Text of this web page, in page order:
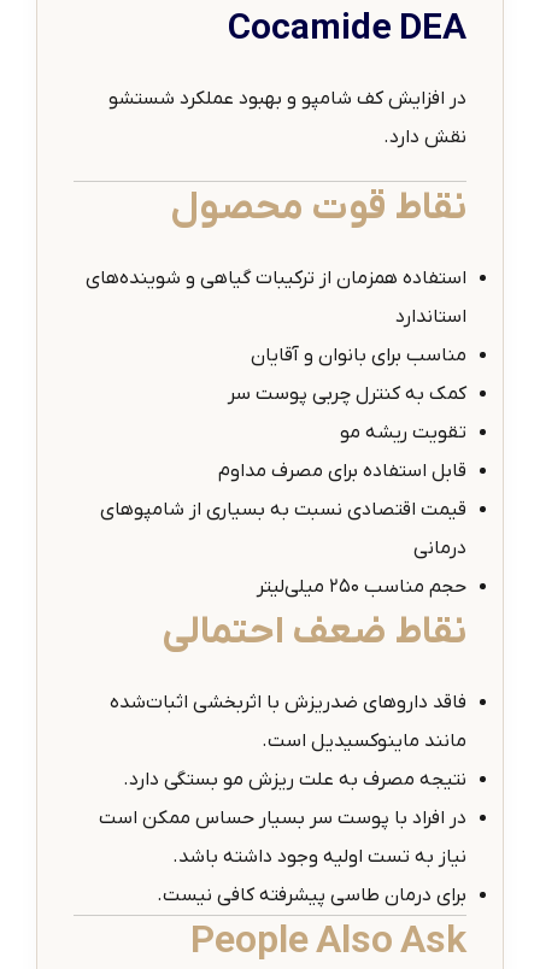
Cocamide DEA
در افزایش کف شامپو و بهبود عملکرد شستشو
نقش دارد.
نقاط قوت محصول
استفاده همزمان از ترکیبات گیاهی و شوینده‌های
استاندارد
مناسب برای بانوان و آقایان
کمک به کنترل چربی پوست سر
تقویت ریشه مو
قابل استفاده برای مصرف مداوم
قیمت اقتصادی نسبت به بسیاری از شامپوهای
درمانی
حجم مناسب ۲۵۰ میلی‌لیتر
نقاط ضعف احتمالی
فاقد داروهای ضدریزش با اثربخشی اثبات‌شده
مانند ماینوکسیدیل است.
نتیجه مصرف به علت ریزش مو بستگی دارد.
در افراد با پوست سر بسیار حساس ممکن است
نیاز به تست اولیه وجود داشته باشد.
برای درمان طاسی پیشرفته کافی نیست.
People Also Ask